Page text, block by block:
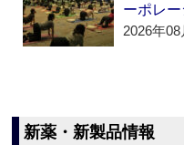
ーポレ
2026年
新薬・新製品情報